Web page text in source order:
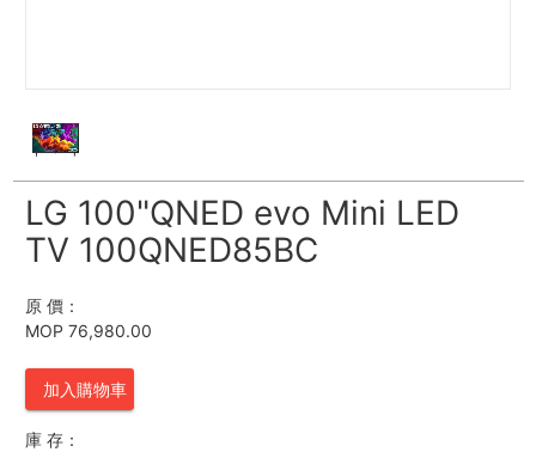
LG 100"QNED evo Mini LED
TV 100QNED85BC
原 價：
MOP 76,980.00
加入購物車
庫 存：